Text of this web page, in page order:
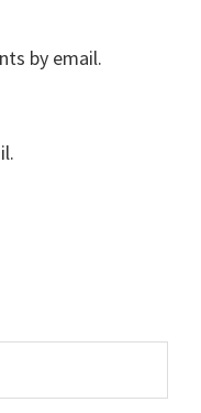
by email.